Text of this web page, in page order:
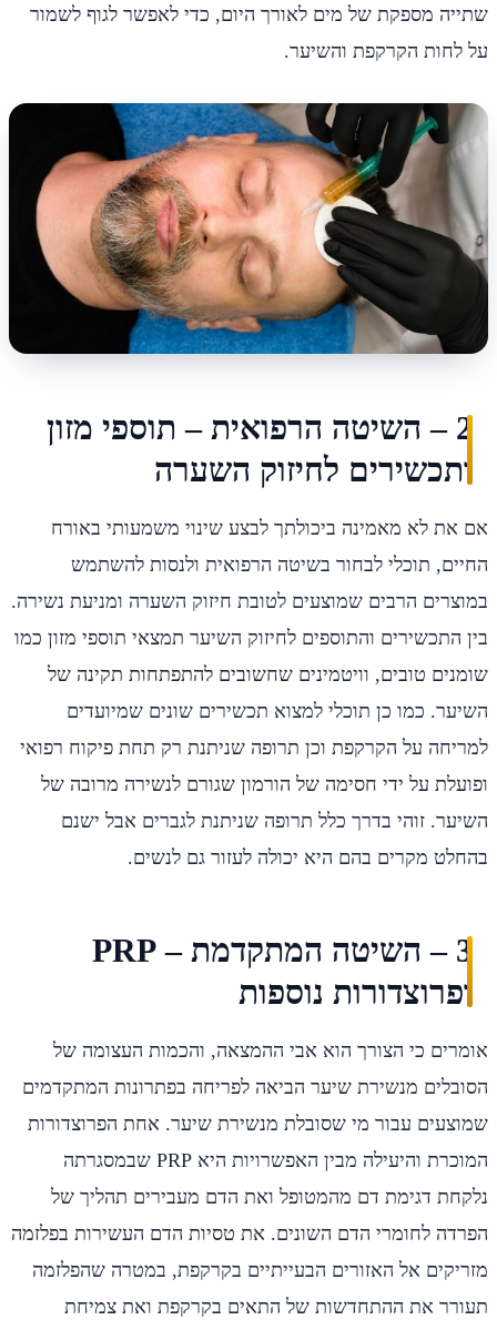
שתייה מספקת של מים לאורך היום, כדי לאפשר לגוף לשמור
על לחות הקרקפת והשיער.
2 – השיטה הרפואית – תוספי מזון
ותכשירים לחיזוק השערה
אם את לא מאמינה ביכולתך לבצע שינוי משמעותי באורח
החיים, תוכלי לבחור בשיטה הרפואית ולנסות להשתמש
במוצרים הרבים שמוצעים לטובת חיזוק השערה ומניעת נשירה.
בין התכשירים והתוספים לחיזוק השיער תמצאי תוספי מזון כמו
שומנים טובים, וויטמינים שחשובים להתפתחות תקינה של
השיער. כמו כן תוכלי למצוא תכשירים שונים שמיועדים
למריחה על הקרקפת וכן תרופה שניתנת רק תחת פיקוח רפואי
ופועלת על ידי חסימה של הורמון שגורם לנשירה מרובה של
השיער. זוהי בדרך כלל תרופה שניתנת לגברים אבל ישנם
בהחלט מקרים בהם היא יכולה לעזור גם לנשים.
3 – השיטה המתקדמת – PRP
ופרוצדורות נוספות
אומרים כי הצורך הוא אבי ההמצאה, והכמות העצומה של
הסובלים מנשירת שיער הביאה לפריחה בפתרונות המתקדמים
שמוצעים עבור מי שסובלת מנשירת שיער. אחת הפרוצדורות
המוכרת והיעילה מבין האפשרויות היא PRP שבמסגרתה
נלקחת דגימת דם מהמטופל ואת הדם מעבירים תהליך של
הפרדה לחומרי הדם השונים. את טסיות הדם העשירות בפלזמה
מזריקים אל האזורים הבעייתיים בקרקפת, במטרה שהפלזמה
תעורר את ההתחדשות של התאים בקרקפת ואת צמיחת